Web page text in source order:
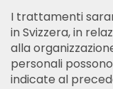
I trattamenti
in Svizzera, in
alla
personali
indicate al